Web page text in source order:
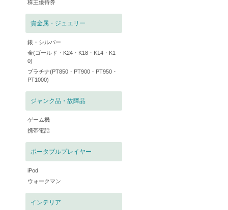
株主優待券
貴金属・ジュエリー
銀・シルバー
金(ゴールド・K24・K18・K14・K1
0)
プラチナ(PT850・PT900・PT950・
PT1000)
ジャンク品・故障品
ゲーム機
携帯電話
ポータブルプレイヤー
iPod
ウォークマン
インテリア